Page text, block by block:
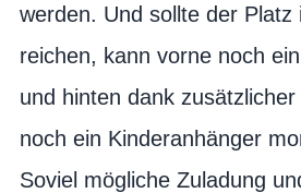
werden. Und sollte der
reichen, kann vorne noch
und hinten dank
noch ein Kinderanhänger
Soviel mögliche Zuladung